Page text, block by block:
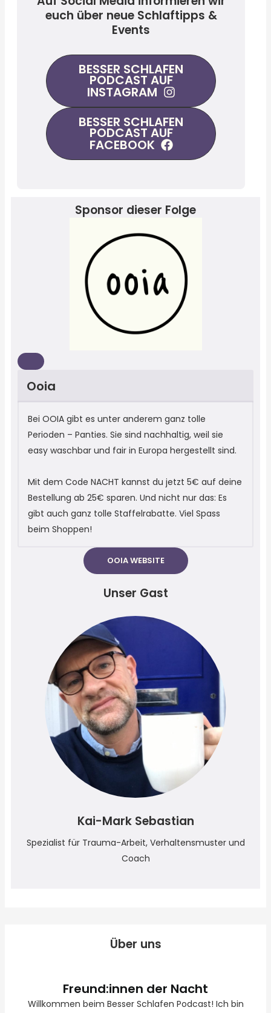
euch über neue Schlaftipps &
Events
BESSER SCHLAFEN
PODCAST AUF
INSTAGRAM
BESSER SCHLAFEN
PODCAST AUF
FACEBOOK
Sponsor dieser Folge
Ooia
Bei OOIA gibt es unter anderem ganz tolle
Perioden – Panties. Sie sind nachhaltig, weil sie
easy waschbar und fair in Europa hergestellt sind.
Mit dem Code NACHT kannst du jetzt 5€ auf deine
Bestellung ab 25€ sparen. Und nicht nur das: Es
gibt auch ganz tolle Staffelrabatte. Viel Spass
beim Shoppen!
OOIA WEBSITE
Unser Gast
Kai-Mark Sebastian
Spezialist für Trauma-Arbeit, Verhaltensmuster und
Coach
Über uns
Freund:innen der Nacht
Willkommen beim Besser Schlafen Podcast! Ich bin